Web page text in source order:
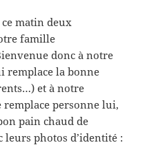
matin deux
famille
donc à notre
remplace la bonne
et à notre
personne lui,
pain chaud de
photos d’identité :